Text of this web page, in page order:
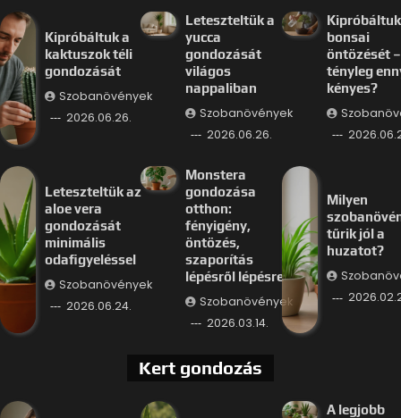
Kipróbáltuk a
kaktuszok téli
gondozását
Szobanövények
2026.06.26.
Leteszteltük a
yucca
gondozását
világos
nappaliban
Szobanövények
2026.06.26.
bonsai
öntözését –
tényleg
kényes?
Leteszteltük az
aloe vera
gondozását
minimális
odafigyeléssel
Szobanövények
2026.06.24.
Monstera
gondozása
otthon:
fényigény,
öntözés,
szaporítás
lépésről lépésre
Szobanövények
2026.03.14.
Milyen
tűrik jól a
huzatot?
Kert gondozás
A legjobb